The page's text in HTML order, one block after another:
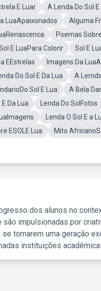
E Luar
A Lenda Do Sol
LuaApaixonados
Alguma
Poemas
E LuaPara Colorir Sol E
EEstrelas Imagens Da
Do Sol E Da Lua
A
Sol E Lua
A Bela
E Da Lua
Lenda Do SolFotos
Lenda O Sol E a
ESOLE Lua
Mito
dos alunos no
impulsionadas por
tornarem uma geração
instituições